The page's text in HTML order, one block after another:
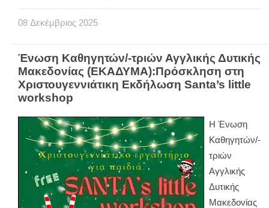
08 Δεκέμβριος 2025
Ένωση Καθηγητών/-τριών Αγγλικής Δυτικής
Μακεδονίας (ΕΚΑΔΥΜΑ):Πρόσκληση στη
Χριστουγεννιάτικη Εκδήλωση Santa’s little
workshop
Η Ένωση
Καθηγητών/-
τριών
Αγγλικής
Δυτικής
Μακεδονίας